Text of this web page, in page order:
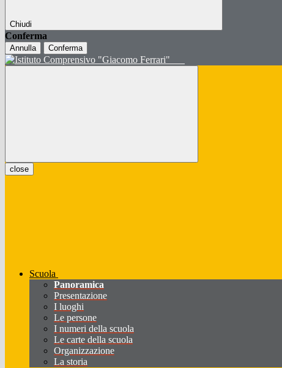
Chiudi
Conferma
Annulla Conferma
close
Scuola
Panoramica
Presentazione
I luoghi
Le persone
I numeri della scuola
Le carte della scuola
Organizzazione
La storia